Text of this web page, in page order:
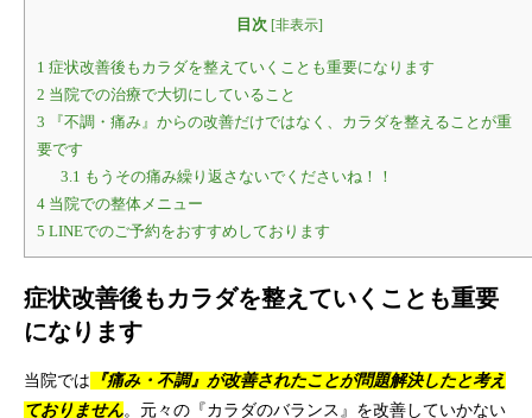
目次 [非表示]
1 症状改善後もカラダを整えていくことも重要になります
2 当院での治療で大切にしていること
3 『不調・痛み』からの改善だけではなく、カラダを整えることが重
要です
3.1 もうその痛み繰り返さないでくださいね！！
4 当院での整体メニュー
5 LINEでのご予約をおすすめしております
症状改善後もカラダを整えていくことも重要
になります
当院では 『痛み・不調』が改善されたことが問題解決したと考え
ておりません。元々の『カラダのバランス』を改善していかない